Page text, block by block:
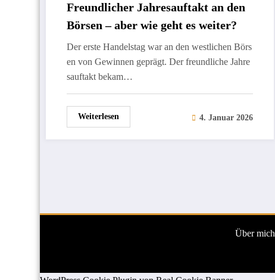
Freundlicher Jahresauftakt an den
Börsen – aber wie geht es weiter?
Der erste Handelstag war an den westlichen Börs
en von Gewinnen geprägt. Der freundliche Jahre
sauftakt bekam…
Weiterlesen 4. Januar 2026
Über mich